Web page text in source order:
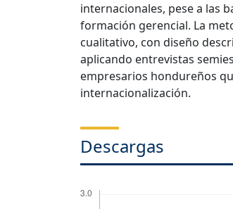
internacionales, pese a las
formación gerencial. La
cualitativo, con diseño
aplicando entrevistas
empresarios hondureños
internacionalización.
Descargas